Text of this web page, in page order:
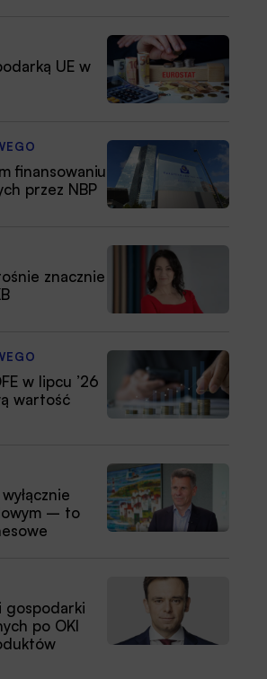
UE w
finansowaniu
przez NBP
znacznie
w lipcu ’26
wartość
– to
gospodarki
po OKI